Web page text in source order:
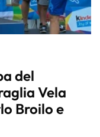
del
Vela
Broilo e